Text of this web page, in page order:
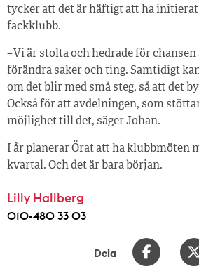
tycker att det är häftigt att ha initierat
fackklubb.
– Vi är stolta och hedrade för
förändra saker och ting. Samtidigt
om det blir med små steg, så att det
Också för att avdelningen, som
möjlighet till det, säger Johan.
I år planerar Örat att ha klubbmöten
kvartal. Och det är bara början.
Lilly Hallberg
010-480 33 03
Dela